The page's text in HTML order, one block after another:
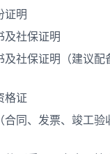
证明
及社保证明
及社保证明（建议配
格证
合同、发票、竣工验